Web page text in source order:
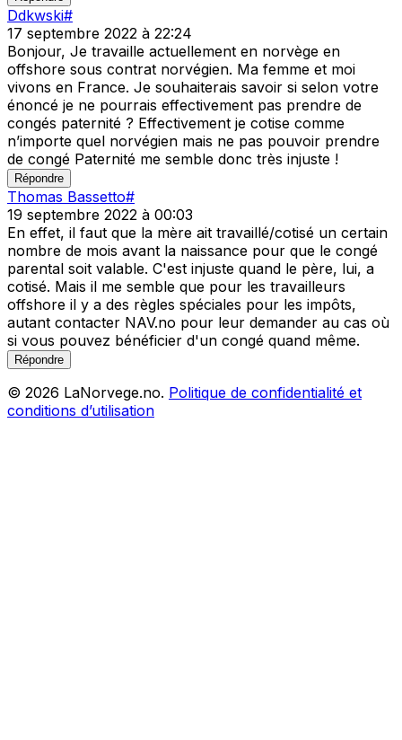
Ddkwski#
17 septembre 2022 à 22:24
Bonjour, Je travaille actuellement en norvège en
offshore sous contrat norvégien. Ma femme et moi
vivons en France. Je souhaiterais savoir si selon votre
énoncé je ne pourrais effectivement pas prendre de
congés paternité ? Effectivement je cotise comme
n’importe quel norvégien mais ne pas pouvoir prendre
de congé Paternité me semble donc très injuste !
Répondre
Thomas Bassetto#
19 septembre 2022 à 00:03
En effet, il faut que la mère ait travaillé/cotisé un certain
nombre de mois avant la naissance pour que le congé
parental soit valable. C'est injuste quand le père, lui, a
cotisé. Mais il me semble que pour les travailleurs
offshore il y a des règles spéciales pour les impôts,
autant contacter NAV.no pour leur demander au cas où
si vous pouvez bénéficier d'un congé quand même.
Répondre
© 2026 LaNorvege.no. Politique de confidentialité et
conditions d’utilisation